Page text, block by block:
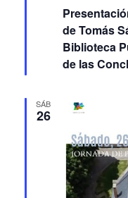
de Tomás
Biblioteca
de las
SÁB
26